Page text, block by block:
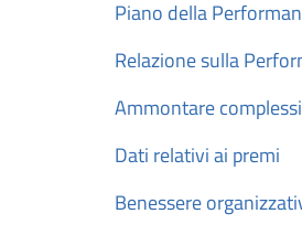
Piano della
Relazione sulla
Ammontare
Dati relativi ai premi
Benessere